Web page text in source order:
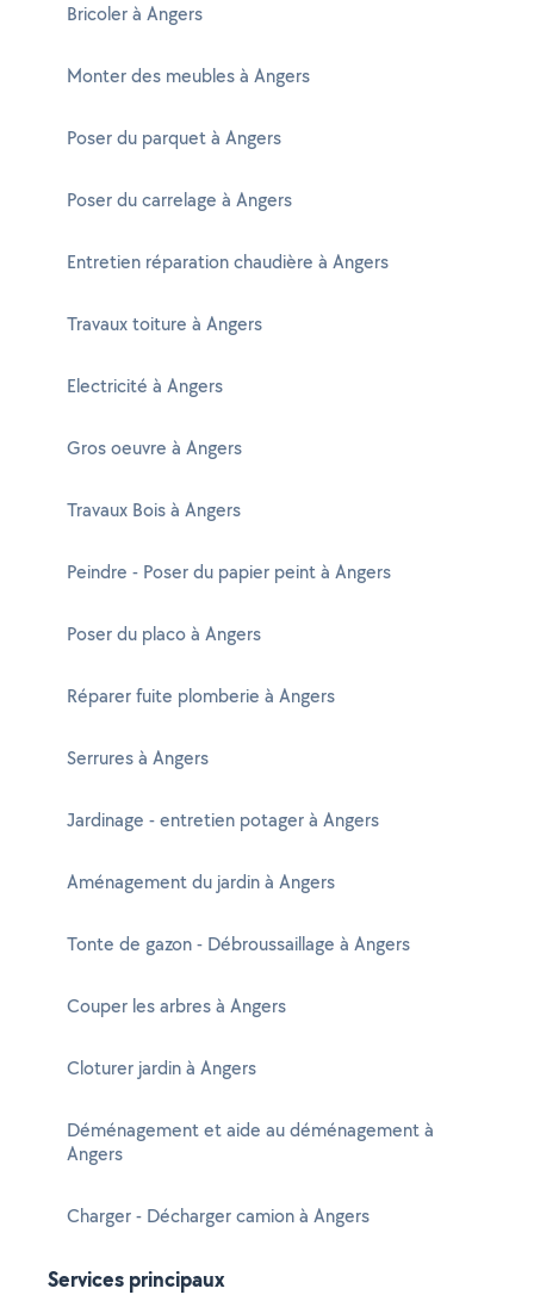
Bricoler à Angers
Monter des meubles à Angers
Poser du parquet à Angers
Poser du carrelage à Angers
Entretien réparation chaudière à Angers
Travaux toiture à Angers
Electricité à Angers
Gros oeuvre à Angers
Travaux Bois à Angers
Peindre - Poser du papier peint à Angers
Poser du placo à Angers
Réparer fuite plomberie à Angers
Serrures à Angers
Jardinage - entretien potager à Angers
Aménagement du jardin à Angers
Tonte de gazon - Débroussaillage à Angers
Couper les arbres à Angers
Cloturer jardin à Angers
Déménagement et aide au déménagement à
Angers
Charger - Décharger camion à Angers
Services principaux